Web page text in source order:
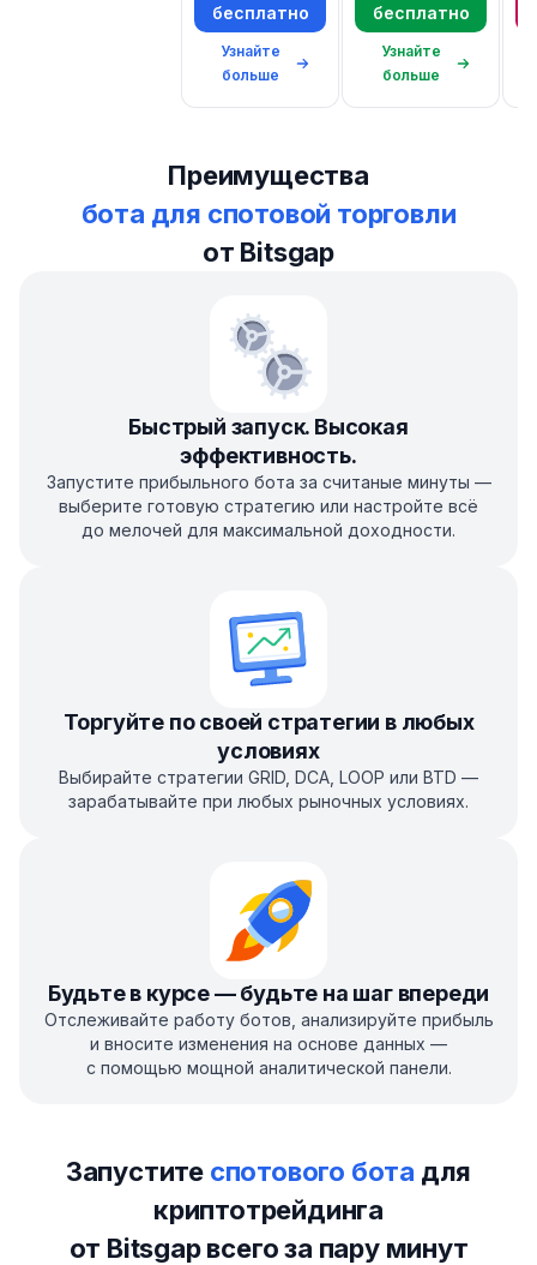
бесплатно
Узнайте
больше
о торговом боте GRID
бесплатно
Узнайте
больше
о торговом боте DCA
Преимущества
бота для спотовой торговли
от Bitsgap
Быстрый запуск. Высокая
эффективность.
Запустите прибыльного бота за считаные минуты —
выберите готовую стратегию или настройте всё
до мелочей для максимальной доходности.
Торгуйте по своей стратегии в любых
условиях
Выбирайте стратегии GRID, DCA, LOOP или BTD —
зарабатывайте при любых рыночных условиях.
Будьте в курсе — будьте на шаг впереди
Отслеживайте работу ботов, анализируйте прибыль
и вносите изменения на основе данных —
с помощью мощной аналитической панели.
Запустите спотового бота для
криптотрейдинга
от Bitsgap всего за пару минут